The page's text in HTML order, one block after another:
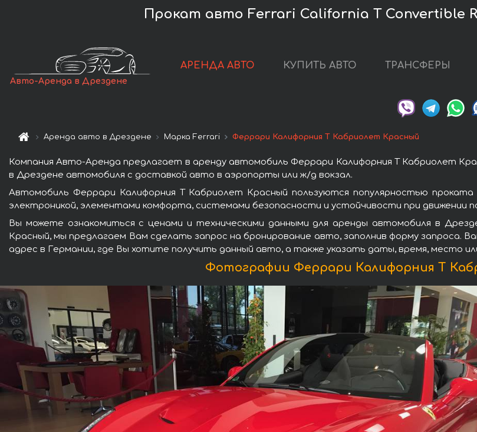
Прокат авто Ferrari California T Convertible
Авто-Аренда в Дрездене
АРЕНДА АВТО КУПИТЬ АВТО ТРАНСФЕРЫ
Аренда авто в Дрездене Марка Ferrari Феррари Калифорния Т Кабриолет Красный
Компания Авто-Аренда предлагает в аренду автомобиль Феррари Калифорния Т Кабриолет
в Дрездене автомобиля с доставкой авто в аэропорты или ж/д вокзал.
Автомобиль Феррари Калифорния Т Кабриолет Красный пользуются популярностью
электроникой, элементами комфорта, системами безопасности и устойчивости при движении
Вы можете ознакомиться с ценами и техническими данными для аренды автомобиля в
Красный, мы предлагаем Вам сделать запрос на бронирование авто, заполнив форму запроса.
адрес в Германии, где Вы хотите получить данный авто, а также указать даты, время, место
Фотографии Феррари Калифорния Т